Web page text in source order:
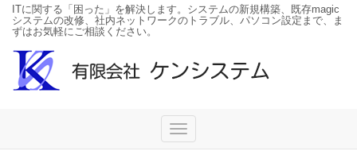
ITに関する「困った」を解決します。システムの新規構築、既存magic
システムの改修、社内ネットワークのトラブル、パソコン設定まで、ま
ずはお気軽にご相談ください。
Toggle
navigation